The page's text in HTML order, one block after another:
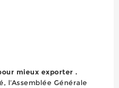
mieux exporter .
l’Assemblée Générale